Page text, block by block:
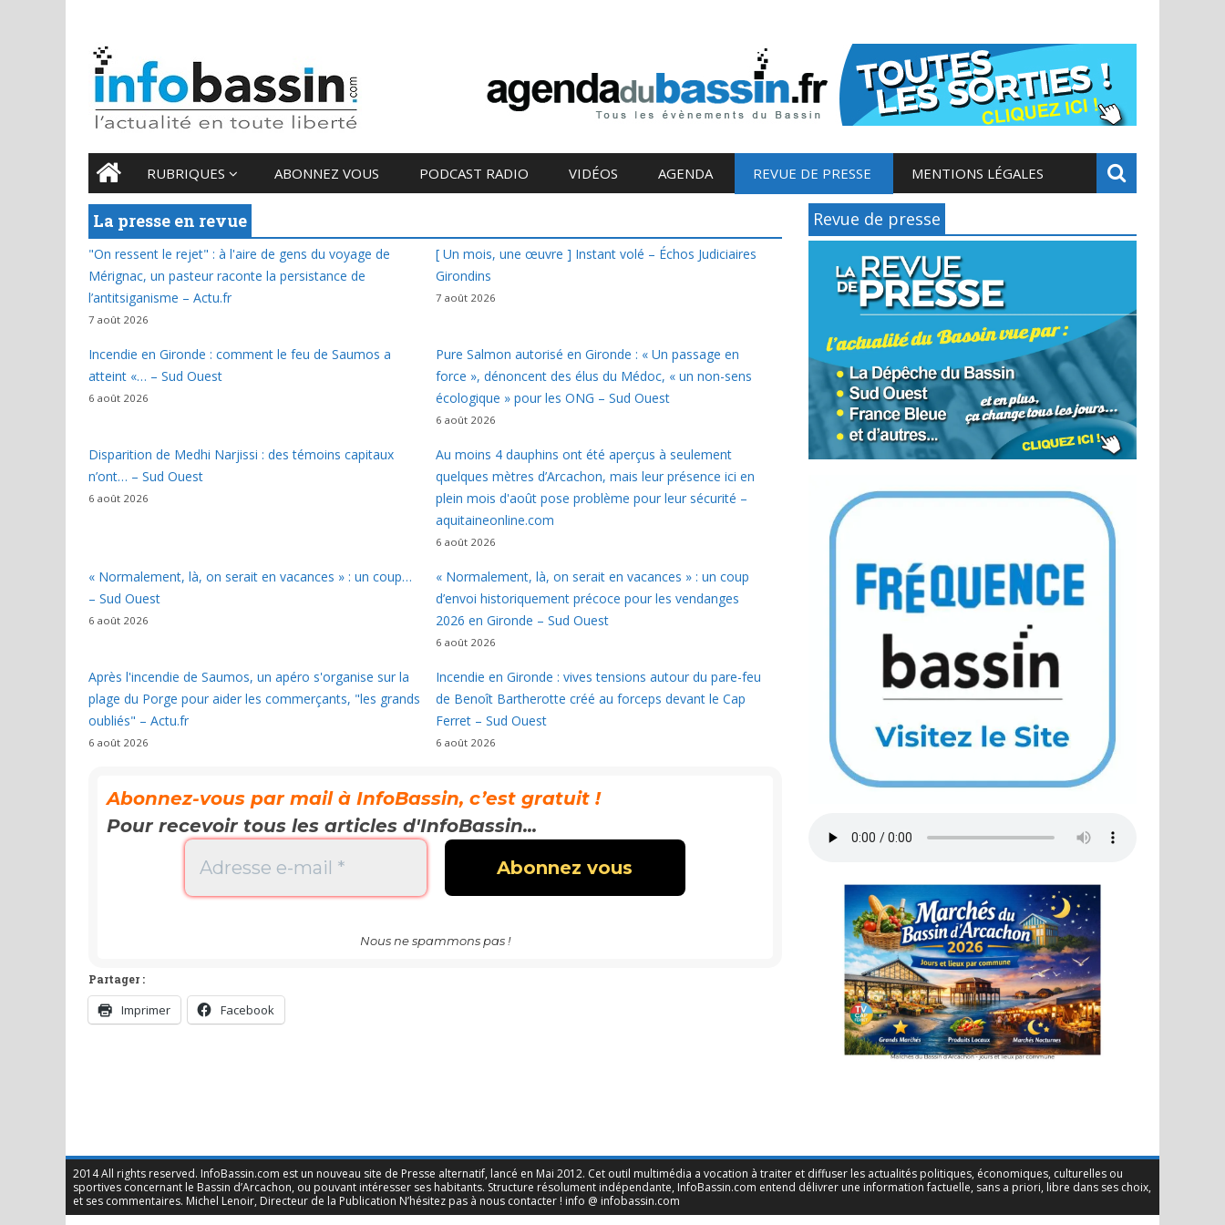
Main menu
Skip
to
content
RUBRIQUES ABONNEZ VOUS PODCAST RADIO VIDÉOS AGENDA REVUE DE PRESSE MENTIONS LÉGALES
La presse en revue
"On ressent le rejet" : à l'aire de gens du voyage de
Mérignac, un pasteur raconte la persistance de
l’antitsiganisme – Actu.fr
7 août 2026
[ Un mois, une œuvre ] Instant volé – Échos Judiciaires
Girondins
7 août 2026
Incendie en Gironde : comment le feu de Saumos a
atteint «… – Sud Ouest
6 août 2026
Pure Salmon autorisé en Gironde : « Un passage en
force », dénoncent des élus du Médoc, « un non-sens
écologique » pour les ONG – Sud Ouest
6 août 2026
Disparition de Medhi Narjissi : des témoins capitaux
n’ont… – Sud Ouest
6 août 2026
Au moins 4 dauphins ont été aperçus à seulement
quelques mètres d’Arcachon, mais leur présence ici en
plein mois d'août pose problème pour leur sécurité –
aquitaineonline.com
6 août 2026
« Normalement, là, on serait en vacances » : un coup…
– Sud Ouest
6 août 2026
« Normalement, là, on serait en vacances » : un coup
d’envoi historiquement précoce pour les vendanges
2026 en Gironde – Sud Ouest
6 août 2026
Après l'incendie de Saumos, un apéro s'organise sur la
plage du Porge pour aider les commerçants, "les grands
oubliés" – Actu.fr
6 août 2026
Incendie en Gironde : vives tensions autour du pare-feu
de Benoît Bartherotte créé au forceps devant le Cap
Ferret – Sud Ouest
6 août 2026
Abonnez-vous par mail à InfoBassin, c’est gratuit !
Pour recevoir tous les articles d'InfoBassin...
Nous ne spammons pas !
Partager :
Imprimer Facebook
Revue de presse
2014 All rights reserved. InfoBassin.com est un nouveau site de Presse alternatif, lancé en Mai 2012. Cet outil multimédia a vocation à traiter et diffuser les actualités politiques, économiques, culturelles ou
sportives concernant le Bassin d’Arcachon, ou pouvant intéresser ses habitants. Structure résolument indépendante, InfoBassin.com entend délivrer une information factuelle, sans a priori, libre dans ses choix,
et ses commentaires. Michel Lenoir, Directeur de la Publication N’hésitez pas à nous contacter ! info @ infobassin.com